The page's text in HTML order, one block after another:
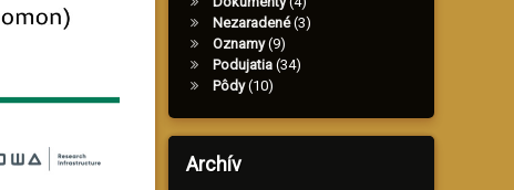
Nezaradené(3)
Oznamy(9)
Podujatia (34)
Pôdy(10)
Archív